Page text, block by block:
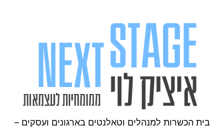
בית הכשרות למנהלים וטאלנטים בארגונים ועסקים –